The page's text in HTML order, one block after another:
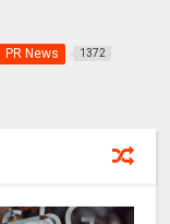
PR News 1372